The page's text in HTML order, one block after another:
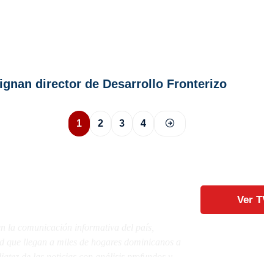
director de Desarrollo Fronterizo
1 2 3 4
Ver